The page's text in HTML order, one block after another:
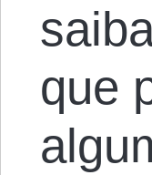
que